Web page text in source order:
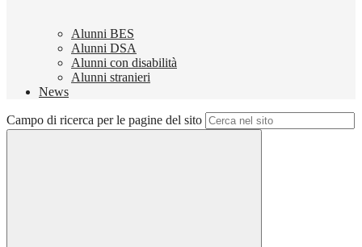
Alunni BES
Alunni DSA
Alunni con disabilità
Alunni stranieri
News
Campo di ricerca per le pagine del sito